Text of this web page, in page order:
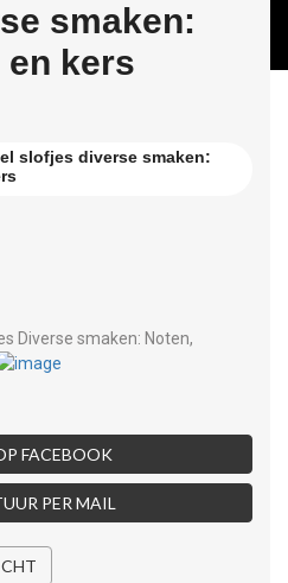
smaken:
en kers
slofjes diverse smaken:
Diverse smaken: Noten,
FACEBOOK
PER MAIL